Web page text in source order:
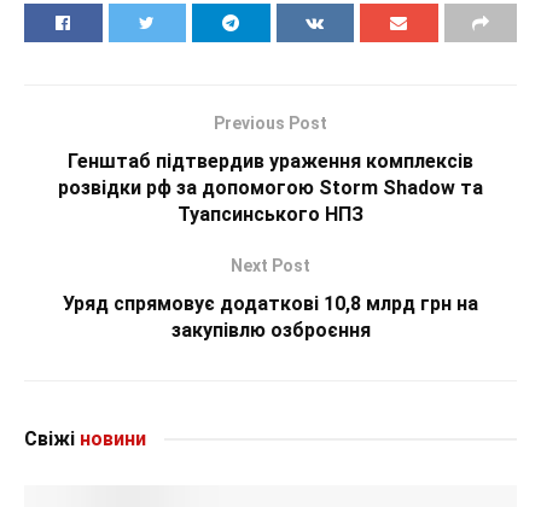
Previous Post
Генштаб підтвердив ураження комплексів
розвідки рф за допомогою Storm Shadow та
Туапсинського НПЗ
Next Post
Уряд спрямовує додаткові 10,8 млрд грн на
закупівлю озброєння
Свіжі новини